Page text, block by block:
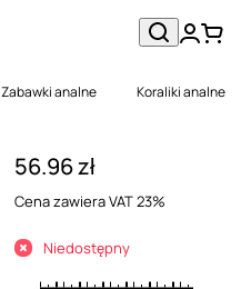
Zabawki analne Koraliki analne
56.96 zł
Cena zawiera VAT 23%
Niedostępny